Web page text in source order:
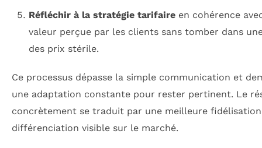
Réfléchir à la stratégie tarifaireen cohérence
valeur perçue par les clients sans tomber dans
des prix stérile.
Ce processus dépasse la simple communication et
une adaptation constante pour rester pertinent. Le
concrètement se traduit par une meilleure
différenciation visible sur le marché.